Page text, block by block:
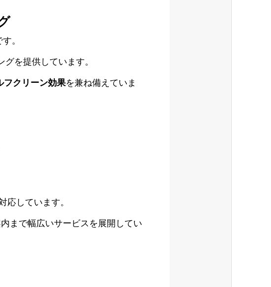
。
を提供しています。
フクリーン効果を兼ね備えていま
応しています。
まで幅広いサービスを展開してい